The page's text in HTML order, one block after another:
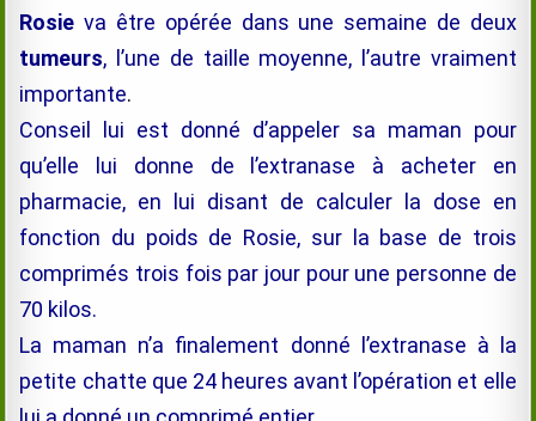
Rosie va être opérée dans une semaine de deux
tumeurs, l’une de taille moyenne, l’autre vraiment
importante.
Conseil lui est donné d’appeler sa maman pour
qu’elle lui donne de l’extranase à acheter en
pharmacie, en lui disant de calculer la dose en
fonction du poids de Rosie, sur la base de trois
comprimés trois fois par jour pour une personne de
70 kilos.
La maman n’a finalement donné l’extranase à la
petite chatte que 24 heures avant l’opération et elle